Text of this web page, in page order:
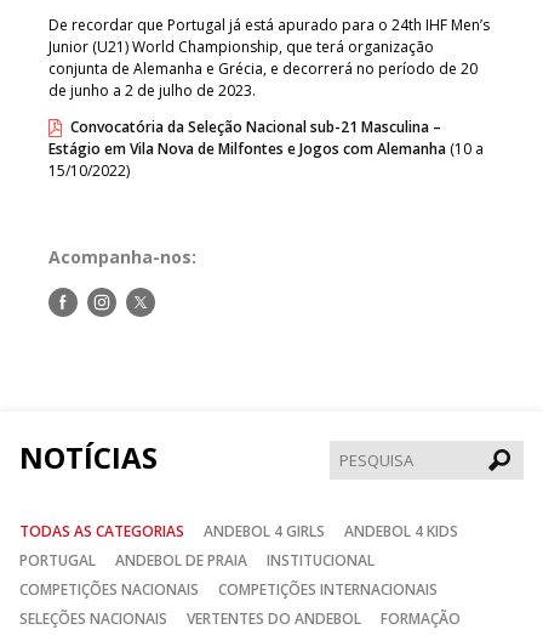
De recordar que Portugal já está apurado para o 24th IHF Men’s
Junior (U21) World Championship, que terá organização
conjunta de Alemanha e Grécia, e decorrerá no período de 20
de junho a 2 de julho de 2023.
Convocatória da Seleção Nacional sub-21 Masculina –
Estágio em Vila Nova de Milfontes e Jogos com Alemanha (10 a
15/10/2022)
Acompanha-nos:
Siga-Siga-Siga-
NOTÍCIAS
TODAS AS CATEGORIAS ANDEBOL 4 GIRLS
ANDEBOL 4 KIDS
PORTUGAL
ANDEBOL DE PRAIA
INSTITUCIONAL
COMPETIÇÕES NACIONAIS
COMPETIÇÕES INTERNACIONAIS
SELEÇÕES NACIONAIS
VERTENTES DO ANDEBOL
FORMAÇÃO